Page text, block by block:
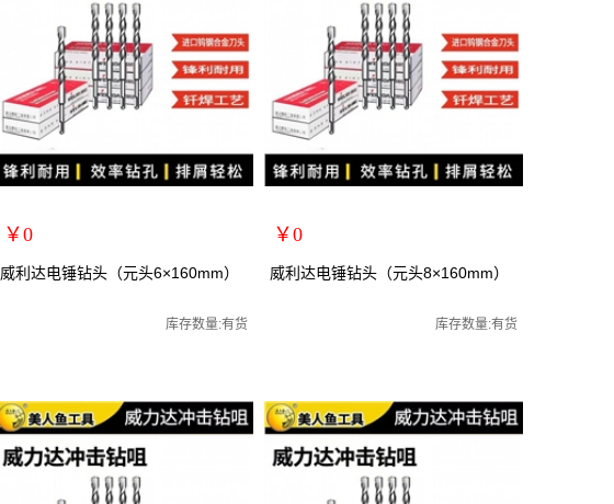
￥0
扩展说明：
单位：
威利达电锤钻头（元头6×160mm）
库存数量:有货
￥0
扩展说明：
单位：
威利达电锤钻头（元头8×160mm）
库存数量:有货